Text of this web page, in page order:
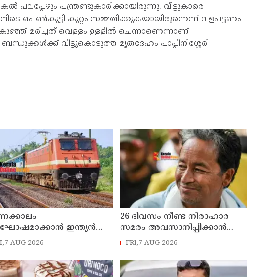
പലപ്പേഴും പന്ത്രണ്ടുകാരിക്കായിരുന്നു. വീട്ടുകാരെ
പെൺകുട്ടി കുറ്റം സമ്മതിക്കുകയായിരുന്നെന്ന്‌ വളപട്ടണം
മരിച്ചത്‌ വെള്ളം ഉള്ളിൽ ചെന്നാണെന്നാണ്‌
വിട്ടുകൊടുത്ത മൃതദേഹം പാപ്പിനിശ്ശേരി
ഇന്ത്യൻ
112 സ്പെഷ്യൽ
ഉടൻ
AUG 2026
26 ദിവസം നീണ്ട നിരാഹാര
സമരം അവസാനിപ്പിക്കാൻ
പ്രതിപക്ഷ നേതാവ് രാഹുൽ
തേടിയിരുന്നു ; സോനം
വാങ്ചുക്
FRI,7 AUG 2026